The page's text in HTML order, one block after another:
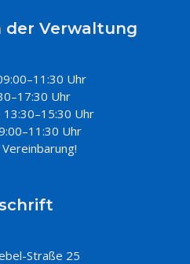
der Verwaltung
Uhr
Uhr
13:30–15:30 Uhr
Uhr
Straße 25